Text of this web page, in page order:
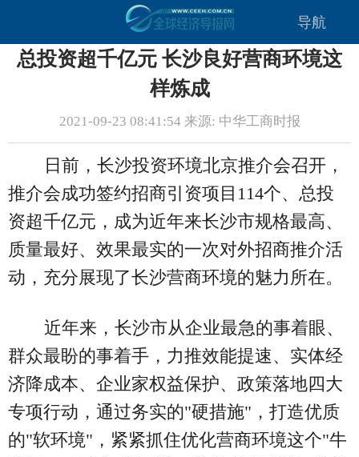
导航
总投资超千亿元 长沙良好营商环境这
样炼成
2021-09-23 08:41:54 来源: 中华工商时报
日前，长沙投资环境北京推介会召开，
推介会成功签约招商引资项目114个、总投
资超千亿元，成为近年来长沙市规格最高、
质量最好、效果最实的一次对外招商推介活
动，充分展现了长沙营商环境的魅力所在。
近年来，长沙市从企业最急的事着眼、
群众最盼的事着手，力推效能提速、实体经
济降成本、企业家权益保护、政策落地四大
专项行动，通过务实的"硬措施"，打造优质
的"软环境"，紧紧抓住优化营商环境这个"牛